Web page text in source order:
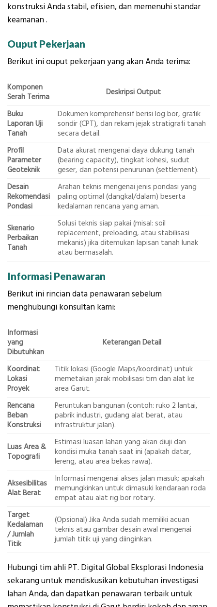
konstruksi Anda stabil, efisien, dan memenuhi standar
keamanan .
Ouput Pekerjaan
Berikut ini ouput pekerjaan yang akan Anda terima:
Komponen
Serah Terima
Deskripsi Output
Buku
Laporan Uji
Tanah
Dokumen komprehensif berisi log bor, grafik
sondir (CPT), dan rekam jejak stratigrafi tanah
secara detail.
Profil
Parameter
Geoteknik
Data akurat mengenai daya dukung tanah
(bearing capacity), tingkat kohesi, sudut
geser, dan potensi penurunan (settlement).
Desain
Rekomendasi
Pondasi
Arahan teknis mengenai jenis pondasi yang
paling optimal (dangkal/dalam) beserta
kedalaman rencana yang aman.
Skenario
Perbaikan
Tanah
Solusi teknis siap pakai (misal: soil
replacement, preloading, atau stabilisasi
mekanis) jika ditemukan lapisan tanah lunak
atau bermasalah.
Informasi Penawaran
Berikut ini rincian data penawaran sebelum
menghubungi konsultan kami:
Informasi
yang
Dibutuhkan
Keterangan Detail
Koordinat
Lokasi
Proyek
Titik lokasi (Google Maps/koordinat) untuk
memetakan jarak mobilisasi tim dan alat ke
area Garut.
Rencana
Beban
Konstruksi
Peruntukan bangunan (contoh: ruko 2 lantai,
pabrik industri, gudang alat berat, atau
infrastruktur jalan).
Luas Area &
Topografi
Estimasi luasan lahan yang akan diuji dan
kondisi muka tanah saat ini (apakah datar,
lereng, atau area bekas rawa).
Aksesibilitas
Alat Berat
Informasi mengenai akses jalan masuk; apakah
memungkinkan untuk dimasuki kendaraan roda
empat atau alat rig bor rotary.
Target
Kedalaman
/ Jumlah
Titik
(Opsional) Jika Anda sudah memiliki acuan
teknis atau gambar desain awal mengenai
jumlah titik uji yang diinginkan.
Hubungi tim ahli PT. Digital Global Eksplorasi Indonesia
sekarang untuk mendiskusikan kebutuhan investigasi
lahan Anda, dan dapatkan penawaran terbaik untuk